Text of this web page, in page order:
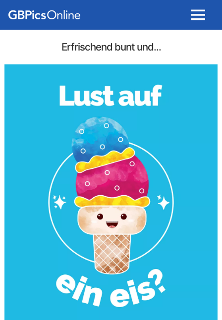
Menu
Erfrischend bunt und...